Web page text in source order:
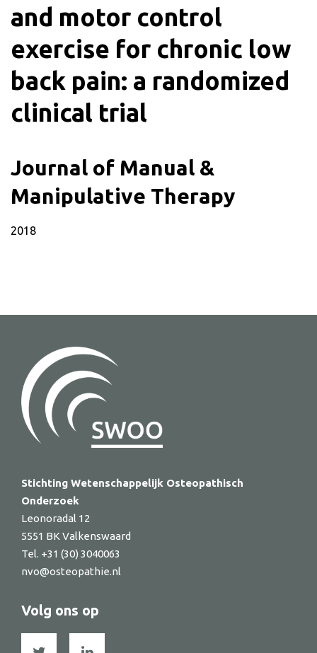
and motor control
exercise for chronic low
back pain: a randomized
clinical trial
Journal of Manual &
Manipulative Therapy
2018
Stichting Wetenschappelijk Osteopathisch
Onderzoek
Leonoradal 12
5551 BK Valkenswaard
Tel. +31 (30) 3040063
nvo@osteopathie.nl
Volg ons op